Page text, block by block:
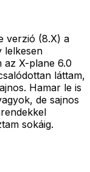
verzió (8.X) a
lelkesen
X-plane 6.0
láttam,
Hamar le is
de sajnos
sokáig.